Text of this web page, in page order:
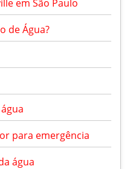
em São Paulo
de Água?
para emergência
água